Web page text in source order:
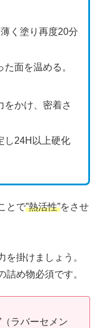
く塗り再度20分
面を温める。
をかけ、密着さ
し24H以上硬化
とで”熱活性”をさせ
掛けましょう。
め物必須です。
ラバーセメン